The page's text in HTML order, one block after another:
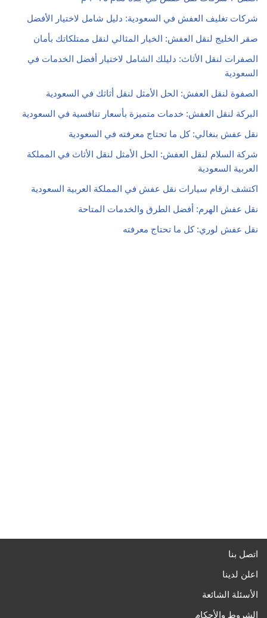
شركات تغليف العفش في السعودية: دليل شامل لاختيار الأفضل
صقر الخليج لنقل العفش: الخيار المثالي لنقل ممتلكاتك بأمان
الصفرات لنقل الأثاث: دليلك الشامل لاختيار أفضل الخدمات في
السعودية
الصفوة لنقل العفش: الحل الأمثل لنقل أثاثك في السعودية
البركة لنقل العفش: خدمات متميزة بأسعار تنافسية في السعودية
نقل عفش بنغالي: كل ما تحتاج معرفته في السعودية
شركة السلام لنقل العفش: الحل الأمثل لنقل الأثاث في المملكة
العربية السعودية
اكتشف ارقام سيارات نقل عفش في المملكة العربية السعودية
نقل عفش الهرم: أفضل الطرق والخدمات المتاحة
نقل عفش لوري: كل ما تحتاج معرفته
اتصل بنا
اعلن لدينا
الأسئلة الشائعة
الشروط والأحكام